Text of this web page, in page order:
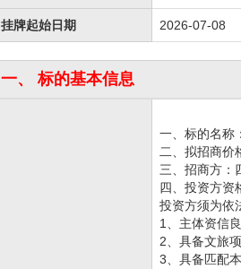
挂牌起始日期 2026-07-08
一、 标的基本信息
一、标的名称
二、拟招商价
三、招商方：
四、投资方资
投资方须为依
1、主体资信
2、具备文旅
3、具备匹配